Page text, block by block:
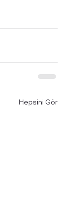
Hepsini Gör